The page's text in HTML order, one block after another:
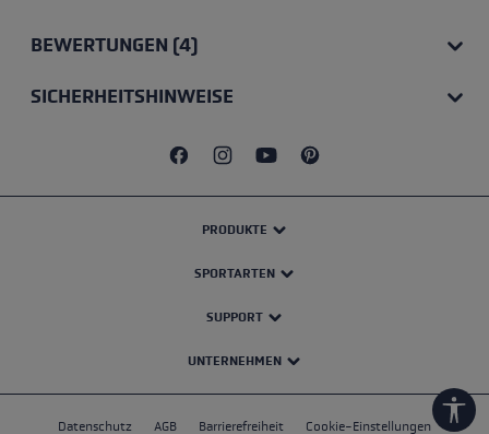
BEWERTUNGEN (4)
SICHERHEITSHINWEISE
PRODUKTE
SPORTARTEN
SUPPORT
UNTERNEHMEN
Datenschutz AGB Barrierefreiheit Cookie-Einstellungen